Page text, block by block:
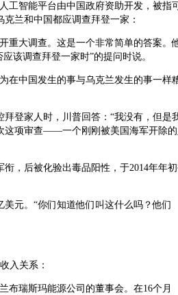
工智能平台由中国政府资助开发，被指
兰和中国都应调查拜登一家：
重大调查。这是一个非常简单的答案。
该调查拜登一家时”的提问时说。
在中国发生的事与乌克兰发生的事一样
登家人时，川普回答：“我没有，但是
这项审查——一个刚刚被美国海军开除的
，后被化验出毒品阳性，于2014年年
元。“你们知道他们叫这什么吗？他们
入关系：
布瑞斯玛能源公司的董事会。在16个月